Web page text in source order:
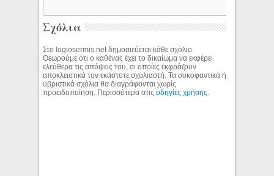
Σχόλια
Στο logiosermis.net δημοσιεύεται κάθε σχόλιο.
Θεωρούμε ότι ο καθένας έχει το δικαίωμα να εκφέρει
ελεύθερα τις απόψεις του, οι οποίες εκφράζουν
αποκλειστικά τον εκάστοτε σχολιαστή. Τα συκοφαντικά ή
υβριστικά σχόλια θα διαγράφονται χωρίς
προειδοποίηση. Περισσότερα στιςοδηγίες χρήσης